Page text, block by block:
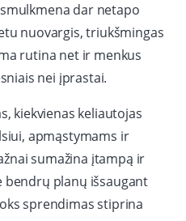
dar netapo
nuovargis, triukšmingas
rutina net ir menkus
nei įprastai.
kiekvienas keliautojas
apmąstymams ir
sumažina įtampą ir
bendrų planų išsaugant
sprendimas stiprina